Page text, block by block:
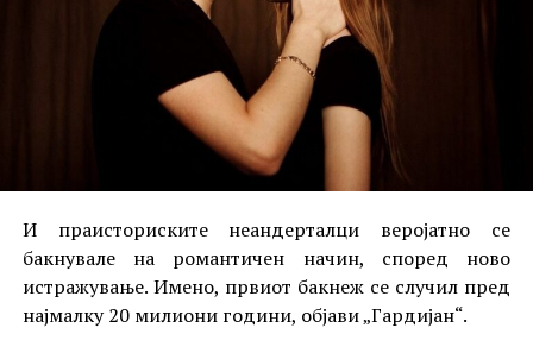
И праисториските неандерталци веројатно се
бакнувале на романтичен начин, според ново
истражување. Имено, првиот бакнеж се случил пред
најмалку 20 милиони години, објави „Гардијан“.